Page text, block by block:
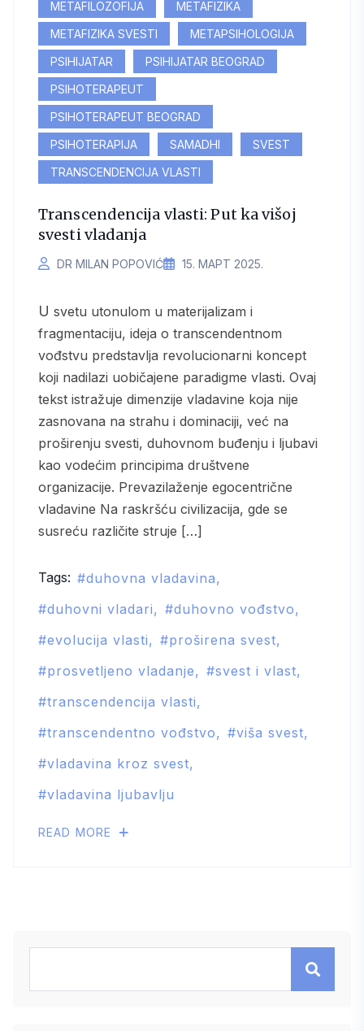
METAFILOZOFIJA
METAFIZIKA
METAFIZIKA SVESTI
METAPSIHOLOGIJA
PSIHIJATAR
PSIHIJATAR BEOGRAD
PSIHOTERAPEUT
PSIHOTERAPEUT BEOGRAD
PSIHOTERAPIJA
SAMADHI
SVEST
TRANSCENDENCIJA VLASTI
Transcendencija vlasti: Put ka višoj
svesti vladanja
DR MILAN POPOVIĆ 15. МАРТ 2025.
U svetu utonulom u materijalizam i
fragmentaciju, ideja o transcendentnom
vođstvu predstavlja revolucionarni koncept
koji nadilazi uobičajene paradigme vlasti. Ovaj
tekst istražuje dimenzije vladavine koja nije
zasnovana na strahu i dominaciji, već na
proširenju svesti, duhovnom buđenju i ljubavi
kao vodećim principima društvene
organizacije. Prevazilaženje egocentrične
vladavine Na raskršću civilizacija, gde se
susreću različite struje […]
Tags:
duhovna vladavina
duhovni vladari
duhovno vođstvo
evolucija vlasti
proširena svest
prosvetljeno vladanje
svest i vlast
transcendencija vlasti
transcendentno vođstvo
viša svest
vladavina kroz svest
vladavina ljubavlju
READ MORE